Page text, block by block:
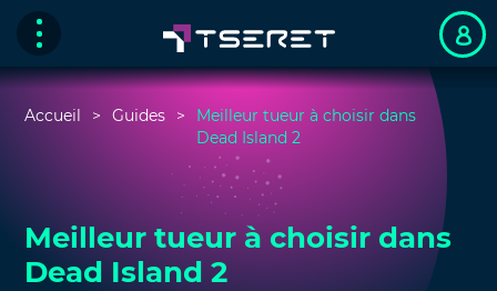
Accueil Guides
Meilleur tueur à choisir dans
Dead Island 2
Meilleur tueur à choisir dans
Dead Island 2